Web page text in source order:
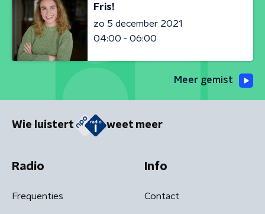
Fris!
zo 5 december 2021
04:00 - 06:00
Meer gemist
Wie luistert weet meer
Radio
Frequenties
Info
Contact